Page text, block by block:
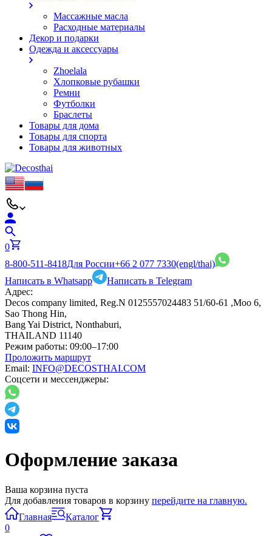
Массажные масла
Расходные материалы
Декор и подарки
Одежда и аксессуары
Zhoelala
Хлопковые рубашки
Ремни
Футболки
Браслеты
Товары для дома
Товары для спорта
Товары для животных
0
8-800-511-8418Для России+66 2 077 7330(engl/thai)
Написать в Whatsapp
Написать в Telegram
Адрес:
Decos company limited, Reg.N 0125557024483 51/60-61 ,Moo 6,
Sao Thong Hin,
Bang Yai District, Nonthaburi,
THAILAND 11140
Режим работы: 09:00–17:00
Проложить маршрут
Email: INFO@DECOSTHAI.COM
Соцсети и мессенджеры:
Оформление заказа
Ваша корзина пуста
Для добавления товаров в корзину перейдите на главную.
Главная
Каталог
0